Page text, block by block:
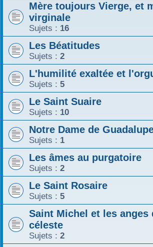
Mère toujours Vierge, et
virginale
Sujets : 16
Les Béatitudes
Sujets : 2
L'humilité exaltée et
Sujets : 5
Le Saint Suaire
Sujets : 10
Notre Dame de
Sujets : 1
Les âmes au purgatoire
Sujets : 2
Le Saint Rosaire
Sujets : 5
Saint Michel et les anges
céleste
Sujets : 2